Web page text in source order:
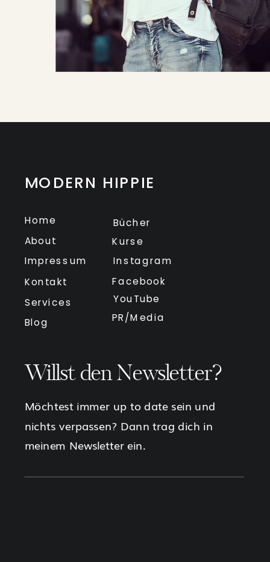
MODERN HIPPIE
Home
About
Impressum
Kontakt
Services
Blog
Instagram
Bücher
YouTube
Kurse
PR/Media
Facebook
Willst den Newsletter?
Möchtest immer up to date sein und
nichts verpassen? Dann trag dich in
meinem Newsletter ein.